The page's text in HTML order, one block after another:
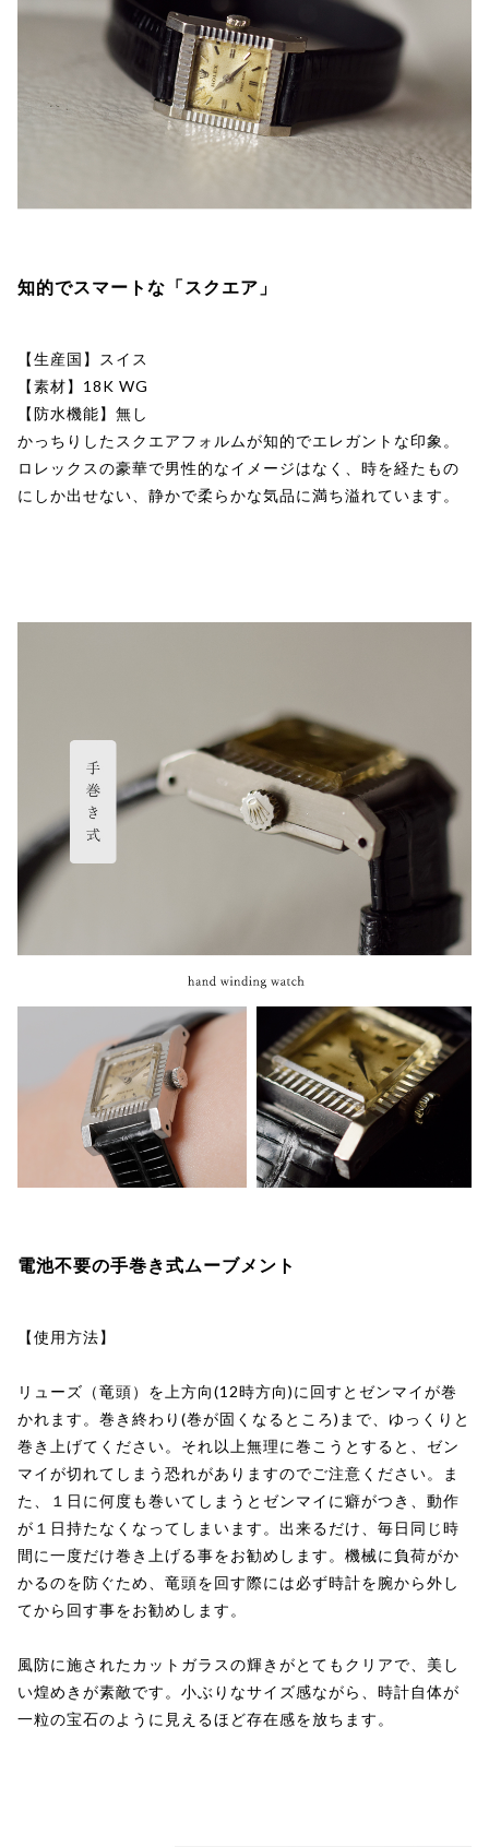
知的でスマートな「スクエア」
【生産国】スイス
【素材】18K WG
【防水機能】無し
かっちりしたスクエアフォルムが知的でエレガントな印象。
ロレックスの豪華で男性的なイメージはなく、時を経たもの
にしか出せない、静かで柔らかな気品に満ち溢れています。
電池不要の手巻き式ムーブメント
【使用方法】
リューズ（竜頭）を上方向(12時方向)に回すとゼンマイが巻
かれます。巻き終わり(巻が固くなるところ)まで、ゆっくりと
巻き上げてください。それ以上無理に巻こうとすると、ゼン
マイが切れてしまう恐れがありますのでご注意ください。ま
た、１日に何度も巻いてしまうとゼンマイに癖がつき、動作
が１日持たなくなってしまいます。出来るだけ、毎日同じ時
間に一度だけ巻き上げる事をお勧めします。機械に負荷がか
かるのを防ぐため、竜頭を回す際には必ず時計を腕から外し
てから回す事をお勧めします。
風防に施されたカットガラスの輝きがとてもクリアで、美し
い煌めきが素敵です。小ぶりなサイズ感ながら、時計自体が
一粒の宝石のように見えるほど存在感を放ちます。